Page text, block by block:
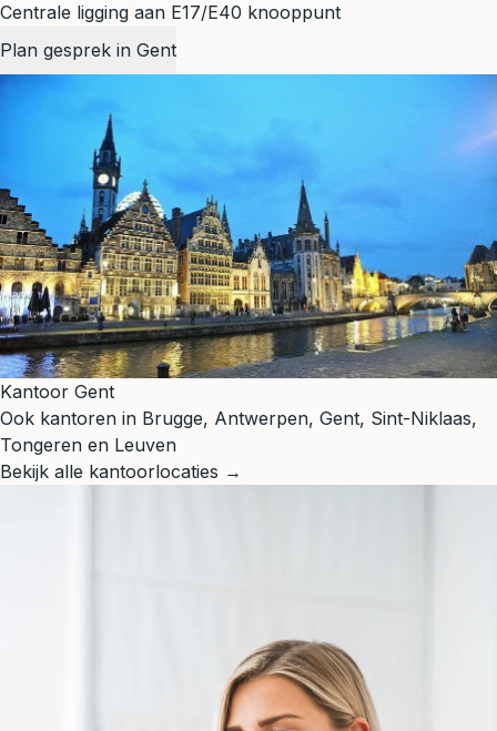
Centrale ligging aan E17/E40 knooppunt
Plan gesprek in Gent
Kantoor Gent
Ook kantoren in Brugge, Antwerpen, Gent, Sint-Niklaas,
Tongeren en Leuven
Bekijk alle kantoorlocaties →